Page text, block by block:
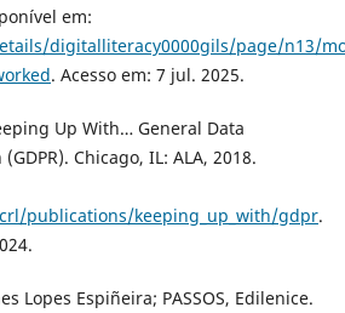
em:
digitalliteracy0000gils/page/n13/
. Acesso em: 7 jul. 2025.
Up With… General Data
Chicago, IL: ALA, 2018.
publications/keeping_up_with/gdpr.
Lopes Espiñeira; PASSOS, Edilenice.